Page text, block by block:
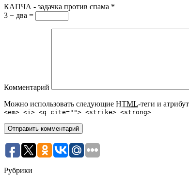
КАПЧА - задачка против спама *
3 − два =
Комментарий
Можно использовать следующие HTML-теги и
<em> <i> <q cite=""> <strike> <strong>
Рубрики